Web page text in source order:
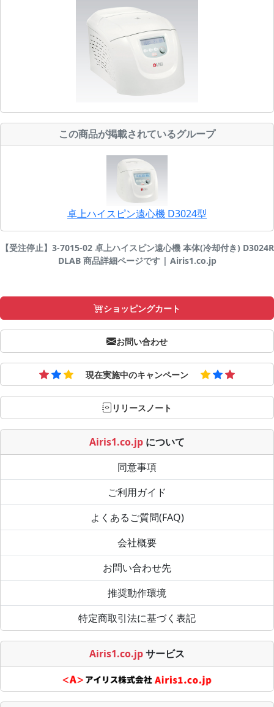
この商品が掲載されているグループ
卓上ハイスピン遠心機 D3024型
【受注停止】3-7015-02 卓上ハイスピン遠心機 本体(冷却付き) D3024R
DLAB 商品詳細ページです | Airis1.co.jp
ショッピングカート
お問い合わせ
現在実施中のキャンペーン
リリースノート
Airis1.co.jp について
同意事項
ご利用ガイド
よくあるご質問(FAQ)
会社概要
お問い合わせ先
推奨動作環境
特定商取引法に基づく表記
Airis1.co.jpサービス